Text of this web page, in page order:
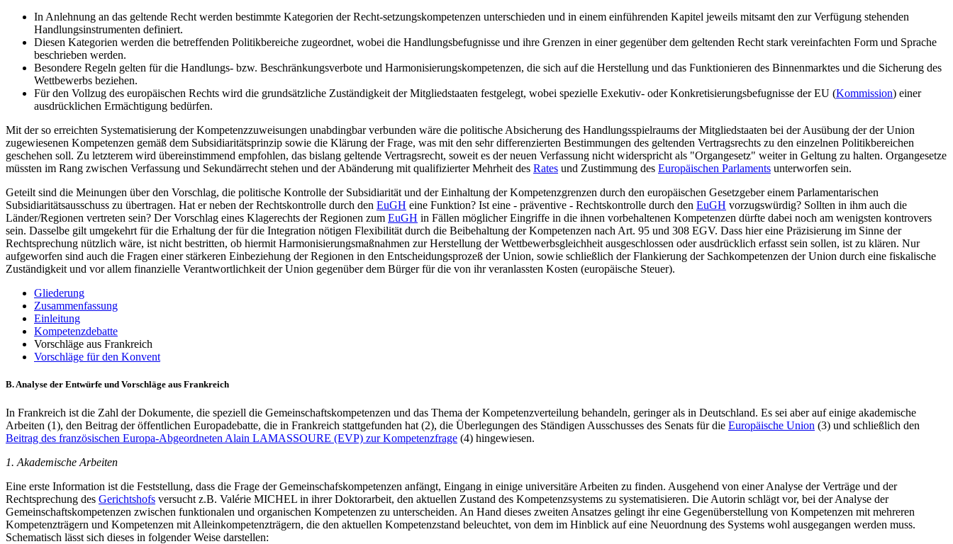
In Anlehnung an das geltende Recht werden bestimmte Kategorien der Recht-setzungskompetenzen unterschieden und in einem einführenden Kapitel jeweils mitsamt den zur Verfügung stehenden
Handlungsinstrumenten definiert.
Diesen Kategorien werden die betreffenden Politikbereiche zugeordnet, wobei die Handlungsbefugnisse und ihre Grenzen in einer gegenüber dem geltenden Recht stark vereinfachten Form und Sprache
beschrieben werden.
Besondere Regeln gelten für die Handlungs- bzw. Beschränkungsverbote und Harmonisierungskompetenzen, die sich auf die Herstellung und das Funktionieren des Binnenmarktes und die Sicherung des
Wettbewerbs beziehen.
Für den Vollzug des europäischen Rechts wird die grundsätzliche Zuständigkeit der Mitgliedstaaten festgelegt, wobei spezielle Exekutiv- oder Konkretisierungsbefugnisse der EU (Kommission) einer
ausdrücklichen Ermächtigung bedürfen.
Mit der so erreichten Systematisierung der Kompetenzzuweisungen unabdingbar verbunden wäre die politische Absicherung des Handlungsspielraums der Mitgliedstaaten bei der Ausübung der der Union
zugewiesenen Kompetenzen gemäß dem Subsidiaritätsprinzip sowie die Klärung der Frage, was mit den sehr differenzierten Bestimmungen des geltenden Vertragsrechts zu den einzelnen Politikbereichen
geschehen soll. Zu letzterem wird übereinstimmend empfohlen, das bislang geltende Vertragsrecht, soweit es der neuen Verfassung nicht widerspricht als "Organgesetz" weiter in Geltung zu halten. Organgesetze
müssten im Rang zwischen Verfassung und Sekundärrecht stehen und der Abänderung mit qualifizierter Mehrheit des Rates und Zustimmung des Europäischen Parlaments unterworfen sein.
Geteilt sind die Meinungen über den Vorschlag, die politische Kontrolle der Subsidiarität und der Einhaltung der Kompetenzgrenzen durch den europäischen Gesetzgeber einem Parlamentarischen
Subsidiaritätsausschuss zu übertragen. Hat er neben der Rechtskontrolle durch den EuGH eine Funktion? Ist eine - präventive - Rechtskontrolle durch den EuGH vorzugswürdig? Sollten in ihm auch die
Länder/Regionen vertreten sein? Der Vorschlag eines Klagerechts der Regionen zum EuGH in Fällen möglicher Eingriffe in die ihnen vorbehaltenen Kompetenzen dürfte dabei noch am wenigsten kontrovers
sein. Dasselbe gilt umgekehrt für die Erhaltung der für die Integration nötigen Flexibilität durch die Beibehaltung der Kompetenzen nach Art. 95 und 308 EGV. Dass hier eine Präzisierung im Sinne der
Rechtsprechung nützlich wäre, ist nicht bestritten, ob hiermit Harmonisierungsmaßnahmen zur Herstellung der Wettbewerbsgleichheit ausgeschlossen oder ausdrücklich erfasst sein sollen, ist zu klären. Nur
aufgeworfen sind auch die Fragen einer stärkeren Einbeziehung der Regionen in den Entscheidungsprozeß der Union, sowie schließlich der Flankierung der Sachkompetenzen der Union durch eine fiskalische
Zuständigkeit und vor allem finanzielle Verantwortlichkeit der Union gegenüber dem Bürger für die von ihr veranlassten Kosten (europäische Steuer).
Gliederung
Zusammenfassung
Einleitung
Kompetenzdebatte
Vorschläge aus Frankreich
Vorschläge für den Konvent
B. Analyse der Entwürfe und Vorschläge aus Frankreich
In Frankreich ist die Zahl der Dokumente, die speziell die Gemeinschaftskompetenzen und das Thema der Kompetenzverteilung behandeln, geringer als in Deutschland. Es sei aber auf einige akademische
Arbeiten (1), den Beitrag der öffentlichen Europadebatte, die in Frankreich stattgefunden hat (2), die Überlegungen des Ständigen Ausschusses des Senats für die Europäische Union (3) und schließlich den
Beitrag des französischen Europa-Abgeordneten Alain LAMASSOURE (EVP) zur Kompetenzfrage (4) hingewiesen.
1. Akademische Arbeiten
Eine erste Information ist die Feststellung, dass die Frage der Gemeinschafskompetenzen anfängt, Eingang in einige universitäre Arbeiten zu finden. Ausgehend von einer Analyse der Verträge und der
Rechtsprechung des Gerichtshofs versucht z.B. Valérie MICHEL in ihrer Doktorarbeit, den aktuellen Zustand des Kompetenzsystems zu systematisieren. Die Autorin schlägt vor, bei der Analyse der
Gemeinschaftskompetenzen zwischen funktionalen und organischen Kompetenzen zu unterscheiden. An Hand dieses zweiten Ansatzes gelingt ihr eine Gegenüberstellung von Kompetenzen mit mehreren
Kompetenzträgern und Kompetenzen mit Alleinkompetenzträgern, die den aktuellen Kompetenzstand beleuchtet, von dem im Hinblick auf eine Neuordnung des Systems wohl ausgegangen werden muss.
Schematisch lässt sich dieses in folgender Weise darstellen: